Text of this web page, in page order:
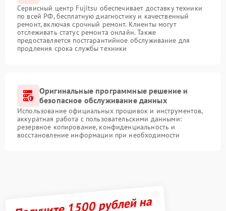
Сервисный центр Fujitsu обеспечивает доставку техники
по всей РФ, бесплатную диагностику и качественный
ремонт, включая срочный ремонт. Клиенты могут
отслеживать статус ремонта онлайн. Также
предоставляется постгарантийное обслуживание для
продления срока службы техники
Оригинальные программные решение и
безопасное обслуживание данных
Использование официальных прошивок и инструментов,
аккуратная работа с пользовательскими данными:
резервное копирование, конфиденциальность и
восстановление информации при необходимости